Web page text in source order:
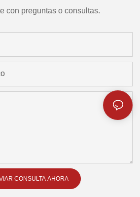
con preguntas o consultas.
CONSULTA AHORA